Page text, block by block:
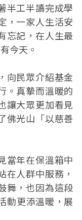
半工半讀完成學
，一家人生活安
忘記，在人生最
今天。
向民眾介紹基金
。真摯而溫暖的
讓大眾更加看見
佛光山「以慈善
當年在保溫箱中
在人群中服務，
舞，也因為這段
動更添溫暖，展